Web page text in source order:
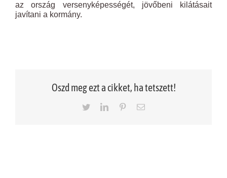
az ország versenyképességét, jövőbeni kilátásait
javítani a kormány.
Oszd meg ezt a cikket, ha tetszett!
TwitterLinkedInPinterestEmail